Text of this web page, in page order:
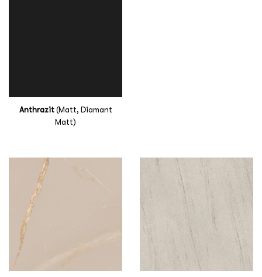
Anthrazit(Matt, Diamant
Matt)